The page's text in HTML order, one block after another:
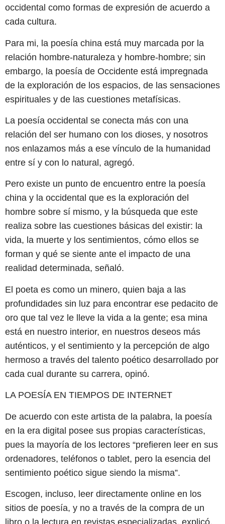
occidental como formas de expresión de acuerdo a
cada cultura.
Para mi, la poesía china está muy marcada por la
relación hombre-naturaleza y hombre-hombre; sin
embargo, la poesía de Occidente está impregnada
de la exploración de los espacios, de las sensaciones
espirituales y de las cuestiones metafísicas.
La poesía occidental se conecta más con una
relación del ser humano con los dioses, y nosotros
nos enlazamos más a ese vínculo de la humanidad
entre sí y con lo natural, agregó.
Pero existe un punto de encuentro entre la poesía
china y la occidental que es la exploración del
hombre sobre sí mismo, y la búsqueda que este
realiza sobre las cuestiones básicas del existir: la
vida, la muerte y los sentimientos, cómo ellos se
forman y qué se siente ante el impacto de una
realidad determinada, señaló.
El poeta es como un minero, quien baja a las
profundidades sin luz para encontrar ese pedacito de
oro que tal vez le lleve la vida a la gente; esa mina
está en nuestro interior, en nuestros deseos más
auténticos, y el sentimiento y la percepción de algo
hermoso a través del talento poético desarrollado por
cada cual durante su carrera, opinó.
LA POESÍA EN TIEMPOS DE INTERNET
De acuerdo con este artista de la palabra, la poesía
en la era digital posee sus propias características,
pues la mayoría de los lectores “prefieren leer en sus
ordenadores, teléfonos o tablet, pero la esencia del
sentimiento poético sigue siendo la misma”.
Escogen, incluso, leer directamente online en los
sitios de poesía, y no a través de la compra de un
libro o la lectura en revistas especializadas, explicó.